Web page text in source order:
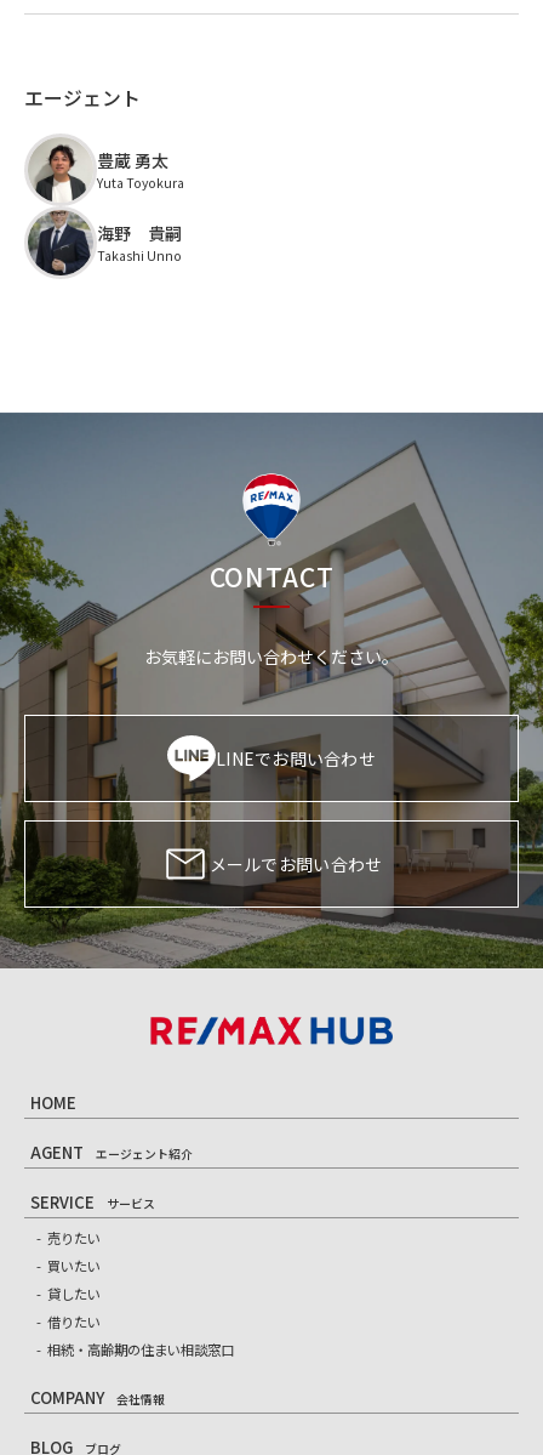
エージェント
豊蔵 勇太
Yuta Toyokura
海野 貴嗣
Takashi Unno
CONTACT
お気軽にお問い合わせください。
LINEでお問い合わせ
メールでお問い合わせ
HOME
AGENT エージェント紹介
SERVICE サービス
売りたい
買いたい
貸したい
借りたい
相続・高齢期の住まい相談窓口
COMPANY 会社情報
BLOG ブログ